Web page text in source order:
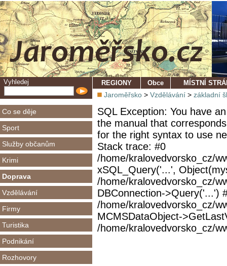
Vyhledej
Co se děje
Sport
Služby občanům
Krimi
Doprava
Vzdělávání
Firmy
Turistika
Podnikání
Rozhovory
REGIONY Obce MÍSTNÍ
Jaroměřsko > Vzdělávání > základní
SQL Exception: You have
the manual that
for the right syntax to use
Stack trace: #0
/home/kralovedvorsko_cz/
xSQL_Query('...',
/home/kralovedvorsko_cz/
DBConnection->Query('...')
/home/kralovedvorsko_cz/
MCMSDataObject-
/home/kralovedvorsko_cz/